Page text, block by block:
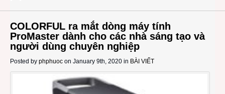
COLORFUL ra mắt dòng máy tính
ProMaster dành cho các nhà sáng tạo và
người dùng chuyên nghiệp
Posted by phphuoc on January 9th, 2020 in BÀI VIẾT